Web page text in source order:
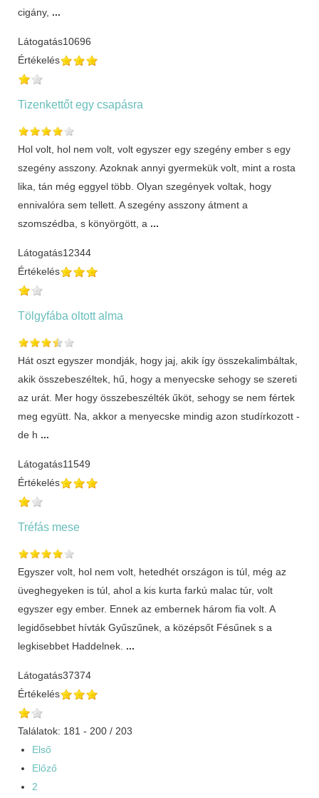
cigány, ...
Látogatás10696
Értékelés
Tizenkettőt egy csapásra
Hol volt, hol nem volt, volt egyszer egy szegény ember s egy
szegény asszony. Azoknak annyi gyermekük volt, mint a rosta
lika, tán még eggyel több. Olyan szegények voltak, hogy
ennivalóra sem tellett. A szegény asszony átment a
szomszédba, s könyörgött, a ...
Látogatás12344
Értékelés
Tölgyfába oltott alma
Hát oszt egyszer mondják, hogy jaj, akik így összekalimbáltak,
akik összebeszéltek, hű, hogy a menyecske sehogy se szereti
az urát. Mer hogy összebeszélték űköt, sehogy se nem fértek
meg együtt. Na, akkor a menyecske mindig azon studírkozott -
de h ...
Látogatás11549
Értékelés
Tréfás mese
Egyszer volt, hol nem volt, hetedhét országon is túl, még az
üveghegyeken is túl, ahol a kis kurta farkú malac túr, volt
egyszer egy ember. Ennek az embernek három fia volt. A
legidősebbet hívták Gyűszűnek, a középsőt Fésűnek s a
legkisebbet Haddelnek. ...
Látogatás37374
Értékelés
Találatok: 181 - 200 / 203
Első
Előző
2